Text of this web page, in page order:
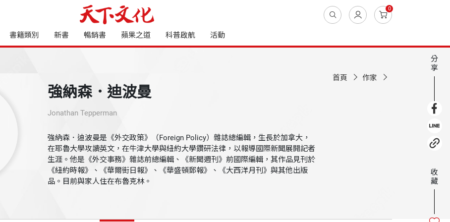
0
書籍類別 新書 暢銷書 蘋果之道 科普啟航 活動
首頁 作家
強納森．迪波曼
Jonathan Tepperman
強納森．迪波曼是《外交政策》（Foreign Policy）雜誌總編輯，生長於加拿大，
在耶魯大學攻讀英文，在牛津大學與紐約大學鑽研法律，以報導國際新聞展開記者
生涯。他是《外交事務》雜誌前總編輯、《新聞週刊》前國際編輯，其作品見刊於
《紐約時報》、《華爾街日報》、《華盛頓郵報》、《大西洋月刊》與其他出版
品。目前與家人住在布魯克林。
分
享
收
藏